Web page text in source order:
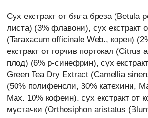
Сух екстракт от бяла бреза (Betula
листа) (3% флавони), сух екстракт
(Taraxacum officinale Web., корен)
екстракт от горчив портокал (Citrus
плод) (6% р-синефрин), сух
Green Tea Dry Extract (Camellia
(50% полифеноли, 30% катехини,
Max. 10% кофеин), сух екстракт от
мустачки (Orthosiphon aristatus